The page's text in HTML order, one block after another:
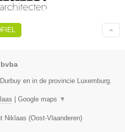
en in de provincie Luxemburg.
| Google maps ▼
Niklaas (Oost-Vlaanderen)